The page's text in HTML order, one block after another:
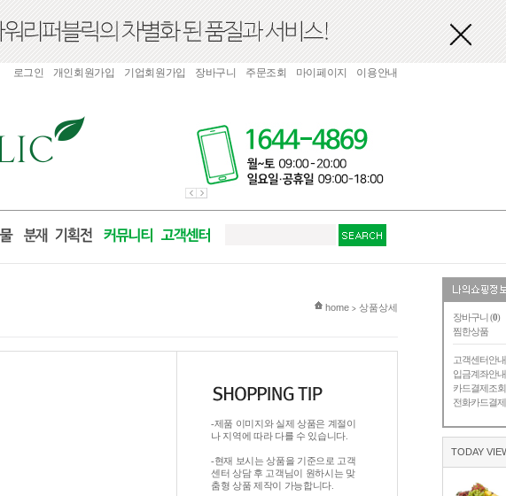
장바구니 (0)
찜한상품
고객센터안내
입금계좌안내
카드결제조회
전화카드결제
TODAY
로그인 개인회원가입 기업회원가입 장바구니 주문조회 마이페이지 이용안내
현재 위치
home > 상품상세
-제품 이미지와 실제 상품은 계절이
나 지역에 따라 다를 수 있습니다.
-현재 보시는 상품을 기준으로 고객
센터 상담 후 고객님이 원하시는 맞
춤형 상품 제작이 가능합니다.